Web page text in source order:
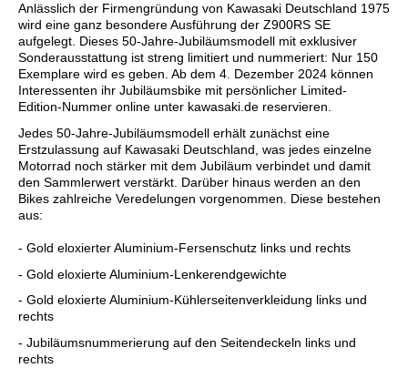
Anlässlich der Firmengründung von Kawasaki Deutschland 1975
wird eine ganz besondere Ausführung der Z900RS SE
aufgelegt. Dieses 50-Jahre-Jubiläumsmodell mit exklusiver
Sonderausstattung ist streng limitiert und nummeriert: Nur 150
Exemplare wird es geben. Ab dem 4. Dezember 2024 können
Interessenten ihr Jubiläumsbike mit persönlicher Limited-
Edition-Nummer online unter kawasaki.de reservieren.
Jedes 50-Jahre-Jubiläumsmodell erhält zunächst eine
Erstzulassung auf Kawasaki Deutschland, was jedes einzelne
Motorrad noch stärker mit dem Jubiläum verbindet und damit
den Sammlerwert verstärkt. Darüber hinaus werden an den
Bikes zahlreiche Veredelungen vorgenommen. Diese bestehen
aus:
- Gold eloxierter Aluminium-Fersenschutz links und rechts
- Gold eloxierte Aluminium-Lenkerendgewichte
- Gold eloxierte Aluminium-Kühlerseitenverkleidung links und
rechts
- Jubiläumsnummerierung auf den Seitendeckeln links und
rechts